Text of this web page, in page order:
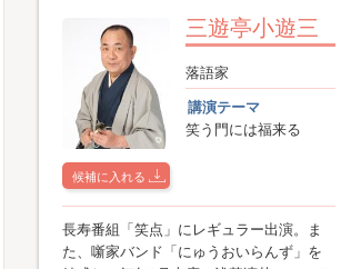
候補に入れる
三遊亭小遊三
落語家
講演テーマ
笑う門には福来る
長寿番組「笑点」にレギュラー出演。ま
た、噺家バンド「にゅうおいらんず」を